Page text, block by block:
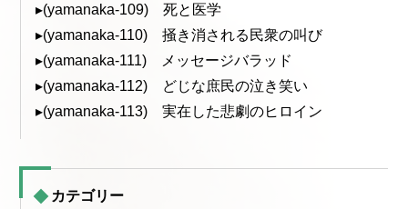
▸(yamanaka-109) 死と医学
▸(yamanaka-110) 掻き消される民衆の叫び
▸(yamanaka-111) メッセージバラッド
▸(yamanaka-112) どじな庶民の泣き笑い
▸(yamanaka-113) 実在した悲劇のヒロイン
カテゴリー